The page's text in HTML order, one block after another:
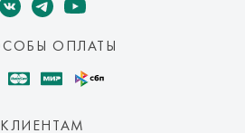
ОПЛАТЫ
КЛИЕНТАМ